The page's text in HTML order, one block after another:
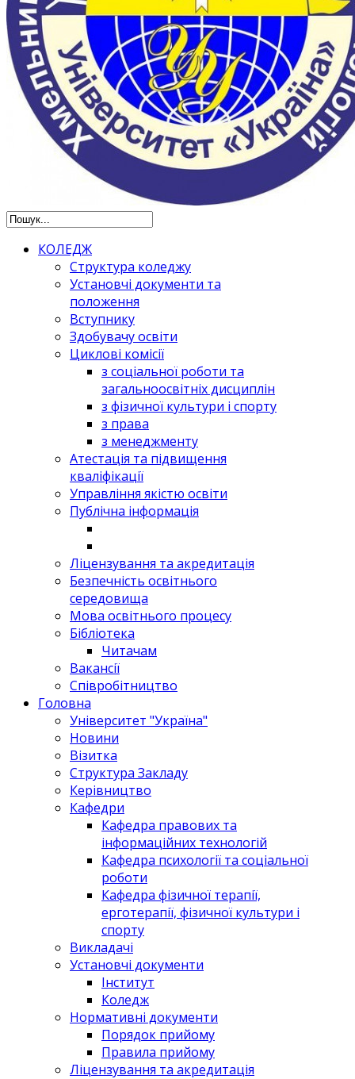
КОЛЕДЖ
Структура коледжу
Установчі документи та
положення
Вступнику
Здобувачу освіти
Циклові комісії
з соціальної роботи та
загальноосвітніх дисциплін
з фізичної культури і спорту
з права
з менеджменту
Атестація та підвищення
кваліфікації
Управління якістю освіти
Публічна інформація
Ліцензування та акредитація
Безпечність освітнього
середовища
Мова освітнього процесу
Бібліотека
Читачам
Вакансії
Співробітництво
Головна
Університет "Україна"
Новини
Візитка
Структура Закладу
Керівництво
Кафедри
Кафедра правових та
інформаційних технологій
Кафедра психології та соціальної
роботи
Кафедра фізичної терапії,
ерготерапії, фізичної культури і
спорту
Викладачі
Установчі документи
Інститут
Коледж
Нормативні документи
Порядок прийому
Правила прийому
Ліцензування та акредитація